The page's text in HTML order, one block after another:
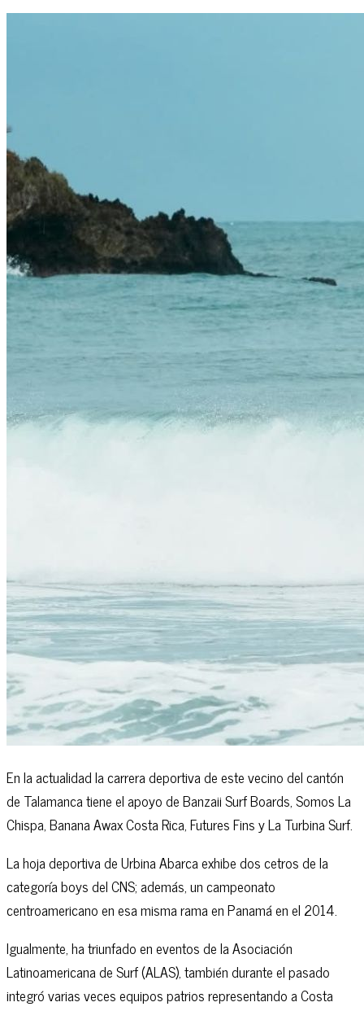
En la actualidad la carrera deportiva de este vecino del cantón
de Talamanca tiene el apoyo de Banzaii Surf Boards, Somos La
Chispa, Banana Awax Costa Rica, Futures Fins y La Turbina Surf.
La hoja deportiva de Urbina Abarca exhibe dos cetros de la
categoría boys del CNS; además, un campeonato
centroamericano en esa misma rama en Panamá en el 2014.
Igualmente, ha triunfado en eventos de la Asociación
Latinoamericana de Surf (ALAS), también durante el pasado
integró varias veces equipos patrios representando a Costa